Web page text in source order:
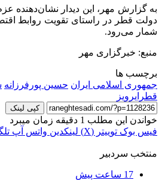
به گزارش مهر، این دیدار نشان‌دهنده
دولت قطر در راستای تقویت روابط
شمار می‌رود.
منبع: خبرگزاری مهر
برچسب ها
جمهوری اسلامی ایران حسین پورفرزانه
قطرایرویز
کپی لینک
خواندن این مطلب 1 دقیقه زمان میبرد
فیس بوک توییتر (X) لینکدین واتس آپ
منتخب سردبیر
17 ساعت پیش